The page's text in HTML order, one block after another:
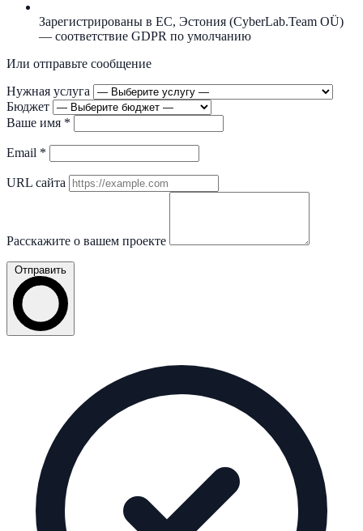
Зарегистрированы в ЕС, Эстония (CyberLab.Team OÜ)
— соответствие GDPR по умолчанию
Или отправьте сообщение
Нужная услуга
Бюджет
Ваше имя *
Email *
URL сайта
Расскажите о вашем проекте
Отправить